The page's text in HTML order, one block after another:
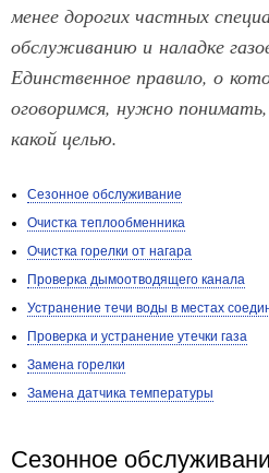
менее дорогих частных
обслуживанию и наладке
Единственное правило, о
оговоримся, нужно
какой целью.
Сезонное обслуживание
Очистка теплообменника
Очистка горелки от нагара
Проверка дымоотводящего канала
Устранение течи воды в местах
Проверка и устранение утечки газа
Замена горелки
Замена датчика температуры
Сезонное